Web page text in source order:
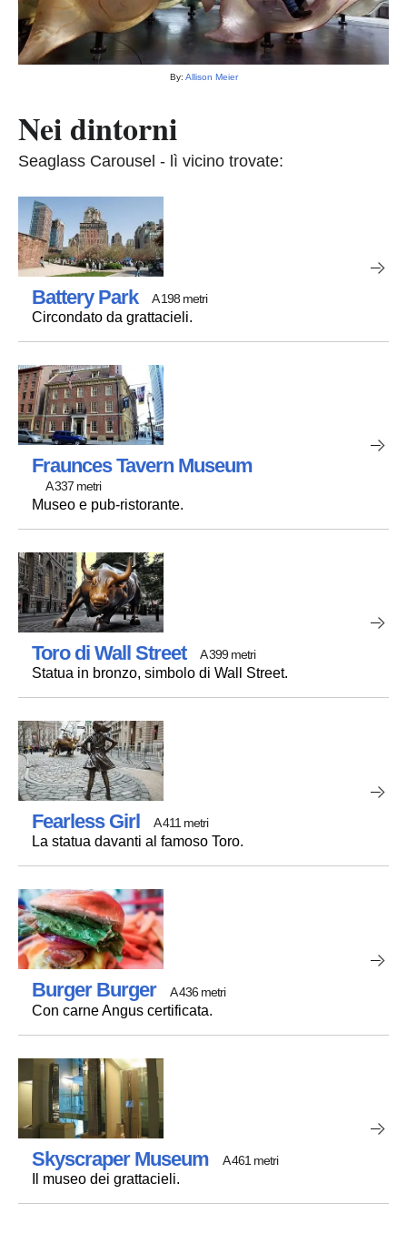
By: Allison Meier
Nei dintorni
Seaglass Carousel - lì vicino trovate:
Battery Park A 198 metri
Circondato da grattacieli.
Fraunces Tavern Museum
A 337 metri
Museo e pub-ristorante.
Toro di Wall Street A 399 metri
Statua in bronzo, simbolo di Wall Street.
Fearless Girl A 411 metri
La statua davanti al famoso Toro.
Burger Burger A 436 metri
Con carne Angus certificata.
Skyscraper Museum A 461 metri
Il museo dei grattacieli.